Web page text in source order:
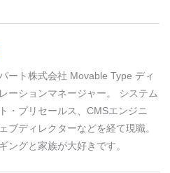
ート株式会社 Movable Type ディ
ーションマネージャー。 システム
・プリセールス、CMSエンジニ
ブディレクターなどを経て現職。
ングと家族が大好きです。